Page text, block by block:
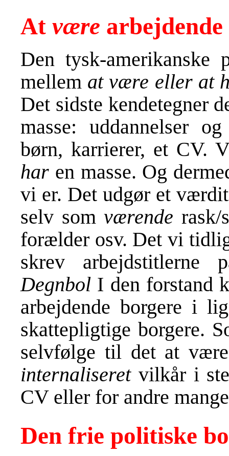
At være arbejdende
Den tysk-amerikanske
mellem at være eller at
Det sidste kendetegner
masse: uddannelser
børn, karrierer, et CV.
har en masse. Og
vi er. Det udgør et
selv som værende rask/
forælder osv. Det vi
skrev arbejdstitlerne
Degnbol I den forstand
arbejdende borgere i
skattepligtige borgere.
selvfølge til det at
internaliseret vilkår i
CV eller for andre
Den frie politiske